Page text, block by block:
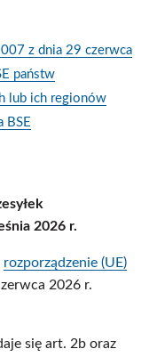
z dnia 29 czerwca
państw
lub ich regionów
BSE
2026 r.
rozporządzenie (UE)
2026 r.
się art. 2b oraz